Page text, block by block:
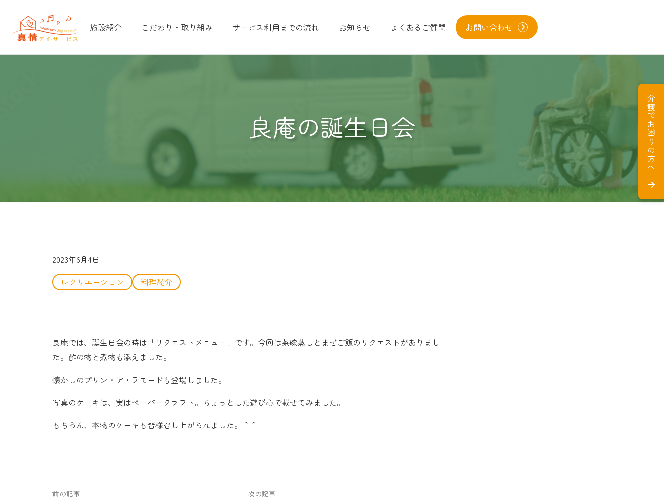
施設紹介 こだわり・取り組み サービス利用までの流れ お知らせ よくあるご質問 お問い合わせ
介護でお困りの方へ
良庵の誕生日会
2023年6月4日
レクリエーション
料理紹介
良庵では、誕生日会の時は「リクエストメニュー」です。今回は茶碗蒸しとまぜご飯のリクエストがありまし
た。酢の物と煮物も添えました。
懐かしのプリン・ア・ラモードも登場しました。
写真のケーキは、実はペーパークラフト。ちょっとした遊び心で載せてみました。
もちろん、本物のケーキも皆様召し上がられました。＾＾
前の記事 次の記事